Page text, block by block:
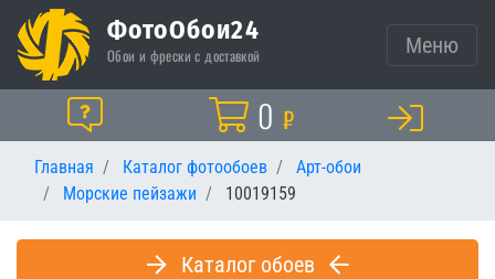
ФотоОбои24
Обои и фрески с доставкой Меню
Помощь Корзина
0 ₽
Главная Каталог фотообоев
Арт-обои
Морские пейзажи
10019159
Каталог обоев